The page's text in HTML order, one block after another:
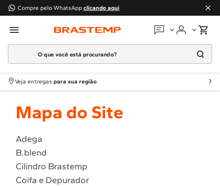
Compre pelo WhatsApp clicando aqui
Em que podemos
Atendimento Brastemp
O que você está procurando?
Termos mais buscados
1º Geladeira
2
Fogao
4 º Lava Louça
5 º Cooktop
6º Microondas Brastemp
7º Forno
Veja entregas para sua região
Mapa do Site
Adega
B.blend
Cilindro Brastemp
Coifa e Depurador